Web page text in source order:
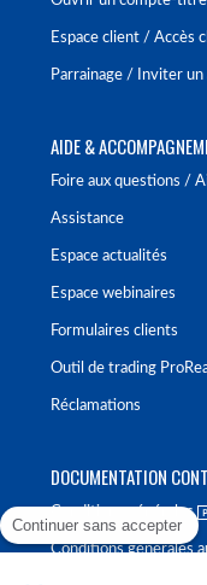
Espace client / Accès
Parrainage / Inviter un
AIDE &
Foire aux questions /
Assistance
Espace actualités
Espace webinaires
Formulaires clients
Outil de trading
Réclamations
DOCUMENTATION
Conditions générales
Conditions générales
Continuer sans accepter